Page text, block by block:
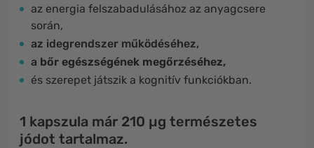
az energia felszabadulásához az anyagcsere
során,
az idegrendszer működéséhez,
a bőr egészségének megőrzéséhez,
és szerepet játszik a kognitív funkciókban.
1 kapszula már 210 µg természetes
jódot tartalmaz.